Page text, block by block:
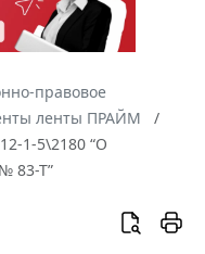
правовое
ленты ПРАЙМ
1-5\2180 “О
83-Т”